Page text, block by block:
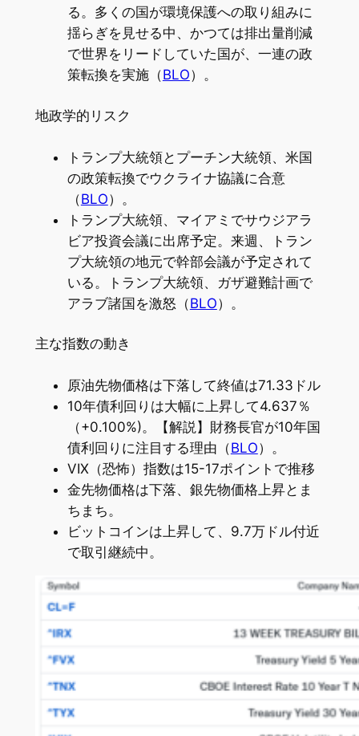
る。多くの国が環境保護への取り組みに
揺らぎを見せる中、かつては排出量削減
で世界をリードしていた国が、一連の政
策転換を実施（BLO）。
地政学的リスク
トランプ大統領とプーチン大統領、米国
の政策転換でウクライナ協議に合意
（BLO）。
トランプ大統領、マイアミでサウジアラ
ビア投資会議に出席予定。来週、トラン
プ大統領の地元で幹部会議が予定されて
いる。トランプ大統領、ガザ避難計画で
アラブ諸国を激怒（BLO）。
主な指数の動き
原油先物価格は下落して終値は71.33ドル
10年債利回りは大幅に上昇して4.637％
（+0.100%)。【解説】財務長官が10年国
債利回りに注目する理由（BLO）。
VIX（恐怖）指数は15-17ポイントで推移
金先物価格は下落、銀先物価格上昇とま
ちまち。
ビットコインは上昇して、9.7万ドル付近
で取引継続中。